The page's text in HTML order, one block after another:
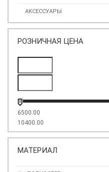
АКСЕССУАРЫ
РОЗНИЧНАЯ ЦЕНА
6500.00
10400.00
МАТЕРИАЛ